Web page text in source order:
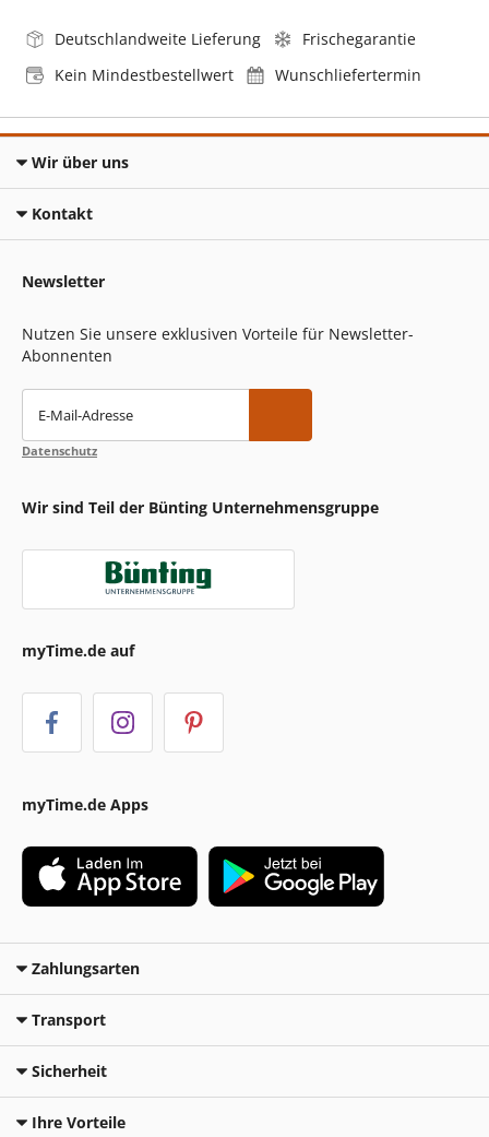
Deutschlandweite Lieferung
Frischegarantie
Kein Mindestbestellwert
Wunschliefertermin
Wir über uns
Kontakt
Newsletter
Nutzen Sie unsere exklusiven Vorteile für Newsletter-
Abonnenten
E-Mail-Adresse
Datenschutz
Wir sind Teil der Bünting Unternehmensgruppe
myTime.de auf
myTime.de Apps
Zahlungsarten
Transport
Sicherheit
Ihre Vorteile